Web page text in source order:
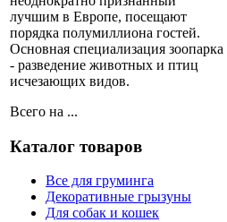
лучшим в Европе, посещают
порядка полумиллиона гостей.
Основная специализация зоопарка
- разведение животных и птиц
исчезающих видов.
Всего на ...
Каталог товаров
Все для груминга
Декоративные грызуны
Для собак и кошек